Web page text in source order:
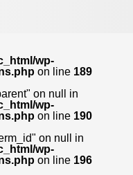
wp-
on line 189
on null in
wp-
on line 190
on null in
wp-
on line 196